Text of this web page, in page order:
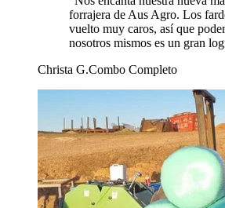
forrajera de Aus Agro. Los
vuelto muy caros, así que
nosotros mismos es un gran
Christa G.Combo Completo